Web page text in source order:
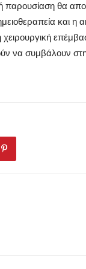
παρουσίαση θα
και
χειρουργική
να συμβάλουν